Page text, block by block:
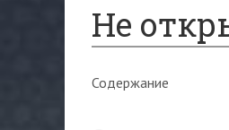
Не
Содержание